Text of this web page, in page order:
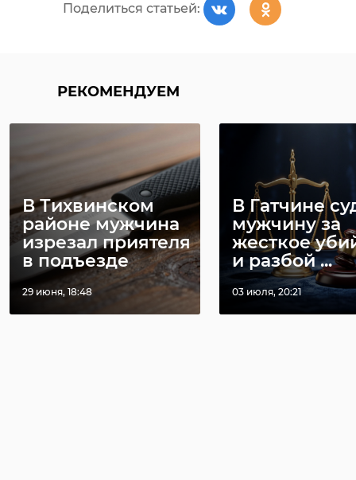
Поделиться статьей:
РЕКОМЕНДУЕМ
В Тихвинском
районе мужчина
изрезал приятеля
в подъезде
29 июня, 18:48
В Гатчине
мужчину за
жесткое
и разбой ...
03 июля, 20:21
РЕКОМЕНДУЕМ
ПСБ и Ленобласть
реализации
совместны ...
16 июня 2022, 09:29
Дрозденко
рассказал о
подготовке к
праздно ...
06 августа, 06:54